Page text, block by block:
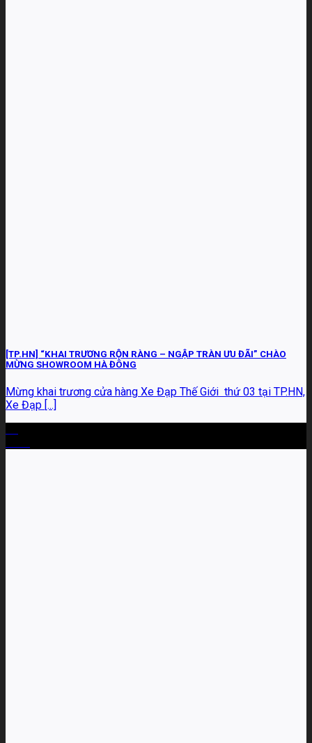
[TP.HN] “KHAI TRƯƠNG RỘN RÀNG – NGẬP TRÀN ƯU ĐÃI” CHÀO
MỪNG SHOWROOM HÀ ĐÔNG
Mừng khai trương cửa hàng Xe Đạp Thế Giới thứ 03 tại TP.HN,
Xe Đạp [...]